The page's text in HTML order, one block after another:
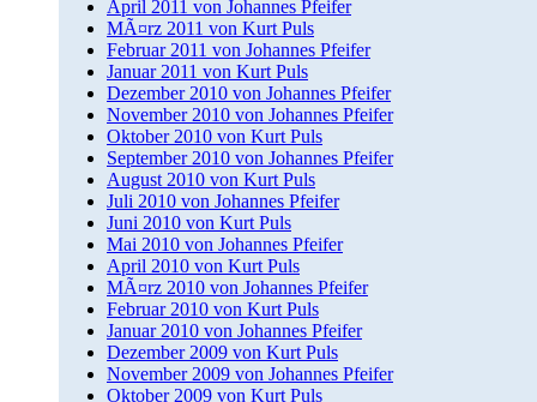
April 2011 von Johannes Pfeifer
MÃ¤rz 2011 von Kurt Puls
Februar 2011 von Johannes Pfeifer
Januar 2011 von Kurt Puls
Dezember 2010 von Johannes Pfeifer
November 2010 von Johannes Pfeifer
Oktober 2010 von Kurt Puls
September 2010 von Johannes Pfeifer
August 2010 von Kurt Puls
Juli 2010 von Johannes Pfeifer
Juni 2010 von Kurt Puls
Mai 2010 von Johannes Pfeifer
April 2010 von Kurt Puls
MÃ¤rz 2010 von Johannes Pfeifer
Februar 2010 von Kurt Puls
Januar 2010 von Johannes Pfeifer
Dezember 2009 von Kurt Puls
November 2009 von Johannes Pfeifer
Oktober 2009 von Kurt Puls